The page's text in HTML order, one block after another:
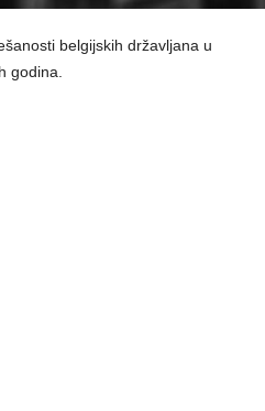
belgijskih državljana u
godina.